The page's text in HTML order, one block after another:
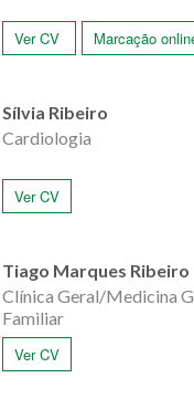
Ver CV Marcação
Sílvia Ribeiro
Cardiologia
Ver CV
Tiago Marques Ribeiro
Clínica Geral/Medicina
Familiar
Ver CV